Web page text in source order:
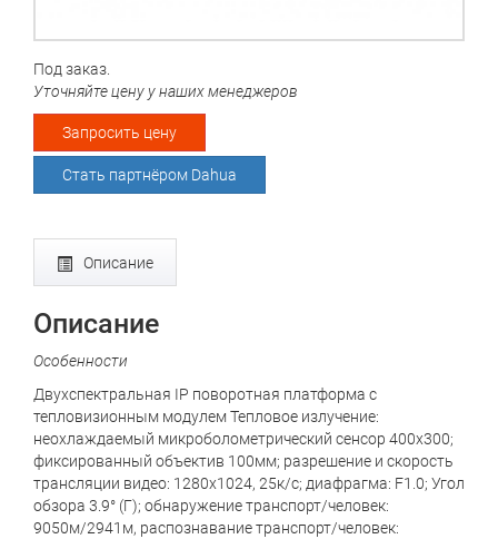
Под заказ.
Уточняйте цену у наших менеджеров
Запросить цену
Стать партнёром Dahua
Описание
Описание
Особенности
Двухспектральная IP поворотная платформа с
тепловизионным модулем Тепловое излучение:
неохлаждаемый микроболометрический сенсор 400x300;
фиксированный объектив 100мм; разрешение и скорость
трансляции видео: 1280x1024, 25к/с; диафрагма: F1.0; Угол
обзора 3.9° (Г); обнаружение транспорт/человек:
9050м/2941м, распознавание транспорт/человек: